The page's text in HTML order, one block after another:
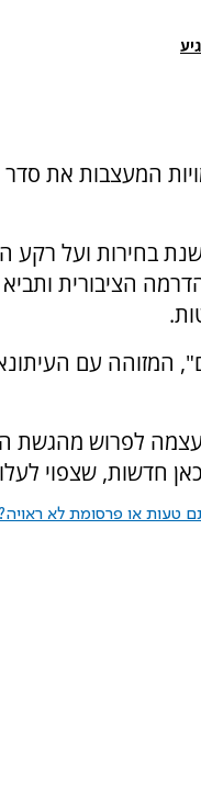
המעצבות את סדר
בחירות ועל רקע
הציבורית
לפרוש מהגשת
חדשות, שצפוי
טעות או פרסומת לא ראויה?